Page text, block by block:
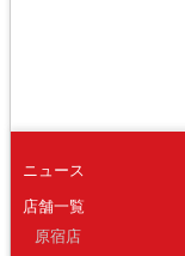
ニュース
店舗一覧
原宿店